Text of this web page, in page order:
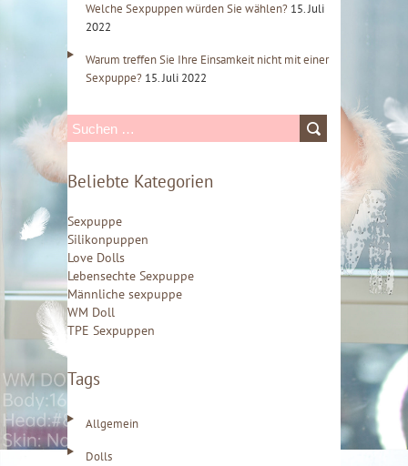
Welche Sexpuppen würden Sie wählen? 15. Juli
2022
Warum treffen Sie Ihre Einsamkeit nicht mit einer
Sexpuppe? 15. Juli 2022
S
c
e
n
n
a
h
Beliebte Kategorien
Sexpuppe
Silikonpuppen
Love Dolls
Lebensechte Sexpuppe
Männliche sexpuppe
WM Doll
TPE Sexpuppen
Tags
Allgemein
Dolls